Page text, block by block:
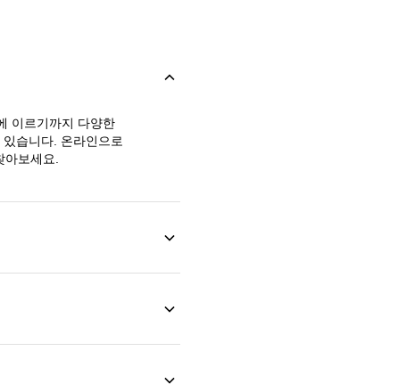
이르기까지 다양한
습니다. 온라인으로
아보세요.